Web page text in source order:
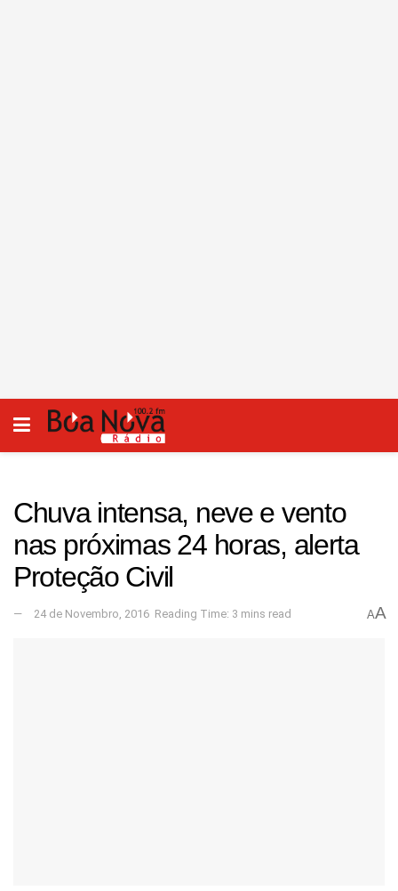
Chuva intensa, neve e vento
nas próximas 24 horas, alerta
Proteção Civil
24 de Novembro, 2016 Reading Time: 3 mins read AA